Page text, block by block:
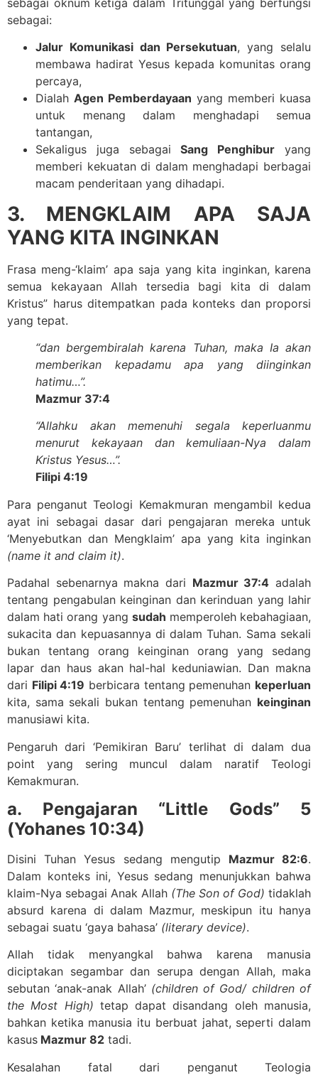
sebagai:
Jalur Komunikasi dan Persekutuan, yang selalu
membawa hadirat Yesus kepada komunitas orang
percaya,
Dialah Agen Pemberdayaan yang memberi kuasa
untuk menang dalam menghadapi semua
tantangan,
Sekaligus juga sebagaiSang Penghibur yang
memberi kekuatan di dalam menghadapi berbagai
macam penderitaan yang dihadapi.
3. MENGKLAIM APA SAJA
YANG KITA INGINKAN
Frasa meng-‘klaim’ apa saja yang kita inginkan, karena
semua kekayaan Allah tersedia bagi kita di dalam
Kristus” harus ditempatkan pada konteks dan proporsi
yang tepat.
“dan bergembiralah karena Tuhan, maka Ia akan
memberikan kepadamu apa yang diinginkan
hatimu…”.
Mazmur 37:4
“Allahku akan memenuhi segala keperluanmu
menurut kekayaan dan kemuliaan-Nya dalam
Kristus Yesus…”.
Filipi 4:19
Para penganut Teologi Kemakmuran mengambil kedua
ayat ini sebagai dasar dari pengajaran mereka untuk
‘Menyebutkan dan Mengklaim’ apa yang kita inginkan
(name it and claim it).
Padahal sebenarnya makna dari Mazmur 37:4 adalah
tentang pengabulan keinginan dan kerinduan yang lahir
dalam hati orang yang sudah memperoleh kebahagiaan,
sukacita dan kepuasannya di dalam Tuhan. Sama sekali
bukan tentang orang keinginan orang yang sedang
lapar dan haus akan hal-hal keduniawian. Dan makna
dari Filipi 4:19 berbicara tentang pemenuhan keperluan
kita, sama sekali bukan tentang pemenuhan keinginan
manusiawi kita.
Pengaruh dari ‘Pemikiran Baru’ terlihat di dalam dua
point yang sering muncul dalam naratif Teologi
Kemakmuran.
a. Pengajaran “Little Gods” 5
(Yohanes 10:34)
Disini Tuhan Yesus sedang mengutip Mazmur 82:6.
Dalam konteks ini, Yesus sedang menunjukkan bahwa
klaim-Nya sebagai Anak Allah (The Son of God) tidaklah
absurd karena di dalam Mazmur, meskipun itu hanya
sebagai suatu ‘gaya bahasa’ (literary device).
Allah tidak menyangkal bahwa karena manusia
diciptakan segambar dan serupa dengan Allah, maka
sebutan ‘anak-anak Allah’ (children of God/ children of
the Most High) tetap dapat disandang oleh manusia,
bahkan ketika manusia itu berbuat jahat, seperti dalam
kasus Mazmur 82 tadi.
Kesalahan fatal dari penganut Teologia